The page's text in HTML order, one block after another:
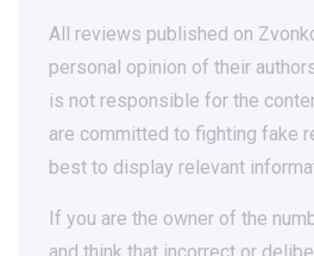
All reviews published on
personal opinion of their
is not responsible for the
are committed to fighting fake
best to display relevant
If you are the owner of the